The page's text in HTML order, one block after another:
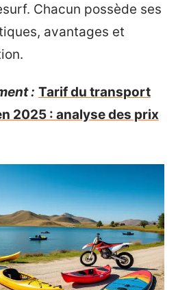
Chacun possède ses
avantages et
: Tarif du transport
2025 : analyse des prix